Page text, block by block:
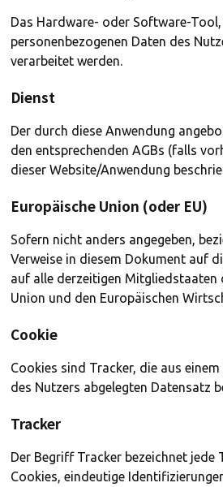
Das Hardware- oder Software-
personenbezogenen Daten des
verarbeitet werden.
Dienst
Der durch diese Anwendung
den entsprechenden AGBs (falls
dieser Website/Anwendung
Europäische Union (oder EU)
Sofern nicht anders angegeben,
Verweise in diesem Dokument auf
auf alle derzeitigen Mitgliedstaaten
Union und den Europäischen
Cookie
Cookies sind Tracker, die aus
des Nutzers abgelegten Datensatz
Tracker
Der Begriff Tracker bezeichnet jede
Cookies, eindeutige